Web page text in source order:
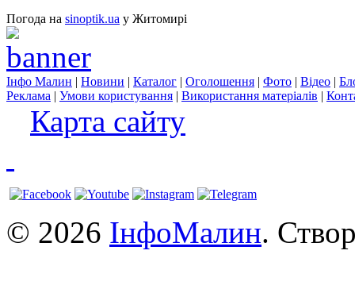
Погода на sinoptik.ua у Житомирі
Інфо Малин | Новини | Каталог | Оголошення | Фото | Відео |
Реклама | Умови користування | Використання матеріалів |
Карта сайту
© 2026 ІнфоМалин.